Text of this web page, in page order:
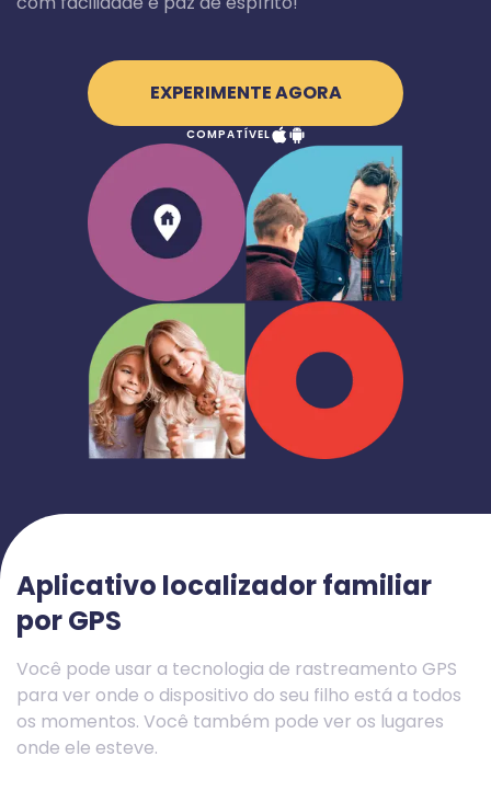
EXPERIMENTE AGORA
COMPATÍVEL
Aplicativo localizador familiar
por GPS
Você pode usar a tecnologia de rastreamento GPS
para ver onde o dispositivo do seu filho está a todos
os momentos. Você também pode ver os lugares
onde ele esteve.